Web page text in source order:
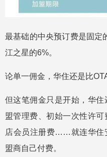
最基础的中央预订费是固定
江之星的6%。
论单一佣金，华住还是比
但这笔佣金只是开始，华
盟管理费、初始一次性许
店会员注册费……就连华住
盟商自己付费。